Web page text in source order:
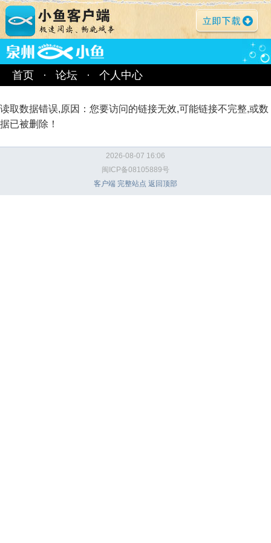
首页 · 论坛 · 个人中心
读取数据错误,原因：您要访问的链接无效,可能链接不完整,或数
据已被删除！
2026-08-07 16:06
闽ICP备08105889号
客户端 完整站点 返回顶部